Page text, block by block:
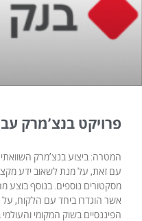
פרויקט בנצ’מרק
המטרה: ביצוע בנצ’מרק השוואתי
עם זאת, על מנת לשאוב ידע
מסקטורים נוספים. בנוסף בוצע
אשר הוגדרו ביחד עם הלקוח, על
הפיננסיים בשוק המקומי והעולמי